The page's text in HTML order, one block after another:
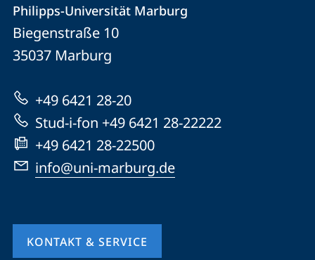
und
Informationen
zur
Website
Philipps-
Universität
Philipps-Universität Marburg
Biegenstraße 10
35037 Marburg
+49 6421 28-20
Stud-i-fon +49 6421 28-22222
+49 6421 28-22500
info@uni-marburg.de
KONTAKT & SERVICE